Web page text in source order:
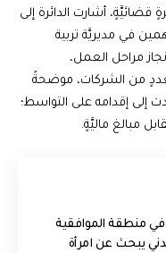
أشارت الدائرة إلى
في مديريَّة تربية
مراحل العمل،
من الشركات، موضحةً
إلى إقدامه على التواسط؛
مبالغ ماليَّةٍ.
منطقة الموافقية
يبحث عن امرأة